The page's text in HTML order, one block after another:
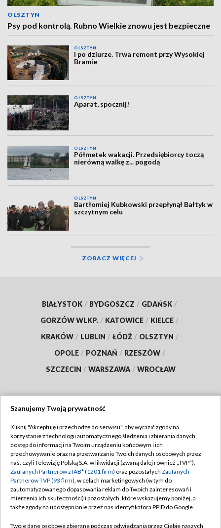
OLSZTYN
Psy pod kontrolą. Rubno Wielkie znowu jest bezpieczne
OLSZTYN
I po dziurze. Trwa remont przy Wysokiej
Bramie
OLSZTYN
Aparat, spocznij!
OLSZTYN
Półmetek wakacji. Przedsiębiorcy toczą
nierówną walkę z... pogodą
OLSZTYN
Bartłomiej Kubkowski przepłynął Bałtyk w
szczytnym celu
ZOBACZ WIĘCEJ
BIAŁYSTOK / BYDGOSZCZ / GDAŃSK /
GORZÓW WLKP. / KATOWICE / KIELCE /
KRAKÓW / LUBLIN / ŁÓDŹ / OLSZTYN /
OPOLE / POZNAŃ / RZESZÓW /
SZCZECIN / WARSZAWA / WROCŁAW
TVP
Abonament TVP
Emisja w TVP
Centrum informacji TVP
Naziemna Telewizja Cyfrowa
Regulamin TVP
Polityka prywatności
Moje zgody
Pomoc
Szanujemy Twoją prywatność
Kliknij "Akceptuję i przechodzę do serwisu", aby wyrazić zgody na
korzystanie z technologii automatycznego śledzenia i zbierania danych,
dostęp do informacji na Twoim urządzeniu końcowym i ich
przechowywanie oraz na przetwarzanie Twoich danych osobowych przez
nas, czyli Telewizję Polską S.A. w likwidacji (zwaną dalej również „TVP”),
Zaufanych Partnerów z IAB* (1201 firm) oraz pozostałych Zaufanych
Partnerów TVP (93 firm), w celach marketingowych (w tym do
zautomatyzowanego dopasowania reklam do Twoich zainteresowań i
mierzenia ich skuteczności) i pozostałych, które wskazujemy poniżej, a
także zgody na udostępnianie przez nas identyfikatora PPID do Google.
Twoje dane osobowe zbierane podczas odwiedzania przez Ciebie naszych